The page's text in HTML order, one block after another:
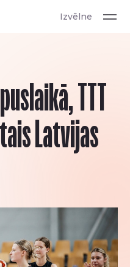
Izvēlne
TTT
Latvijas